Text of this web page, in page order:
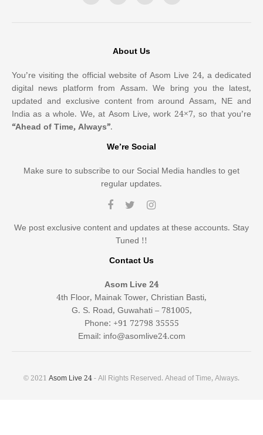
About Us
You’re visiting the official website of Asom Live 24, a dedicated
digital news platform from Assam. We bring you the latest,
updated and exclusive content from around Assam, NE and
India as a whole. We, at Asom Live, work 24×7, so that you’re
“Ahead of Time, Always”.
We’re Social
Make sure to subscribe to our Social Media handles to get
regular updates.
We post exclusive content and updates at these accounts. Stay
Tuned !!
Contact Us
Asom Live 24
4th Floor, Mainak Tower, Christian Basti,
G. S. Road, Guwahati – 781005,
Phone: +91 72798 35555
Email: info@asomlive24.com
© 2021 Asom Live 24- All Rights Reserved. Ahead of Time, Always.